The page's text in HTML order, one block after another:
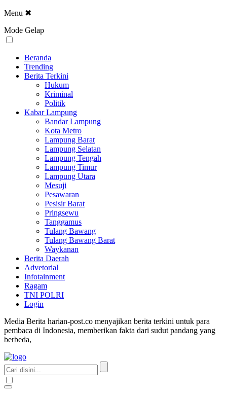
Menu ✖
Mode Gelap
Beranda
Trending
Berita Terkini
Hukum
Kriminal
Politik
Kabar Lampung
Bandar Lampung
Kota Metro
Lampung Barat
Lampung Selatan
Lampung Tengah
Lampung Timur
Lampung Utara
Mesuji
Pesawaran
Pesisir Barat
Pringsewu
Tanggamus
Tulang Bawang
Tulang Bawang Barat
Waykanan
Berita Daerah
Advetorial
Infotainment
Ragam
TNI POLRI
Login
Media Berita harian-post.co menyajikan berita terkini untuk para
pembaca di Indonesia, memberikan fakta dari sudut pandang yang
berbeda,